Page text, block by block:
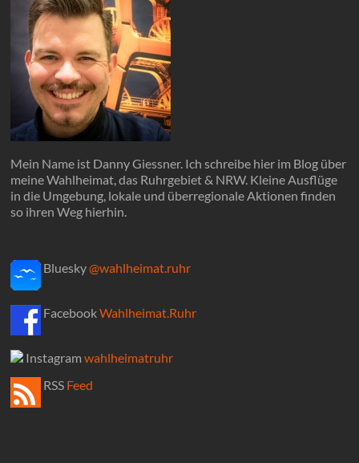
Mein Name ist Danny Giessner. Ich schreibe hier im Blog über
meine Wahlheimat, das Ruhrgebiet & NRW. Kleine Ausflüge
in die Umgebung, lokale und überregionale Aktionen finden
so ihren Weg hierhin.
Bluesky@wahlheimat.ruhr
FacebookWahlheimat.Ruhr
Instagramwahlheimatruhr
RSS Feed